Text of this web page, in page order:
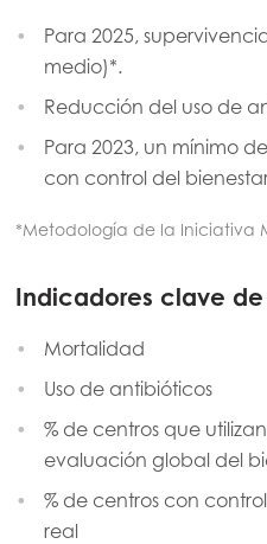
Para 2025,
medio)*.
Reducción del uso de
Para 2023, un mínimo
con control del
*Metodología de la Iniciativa
Indicadores clave
Mortalidad
Uso de antibióticos
% de centros que
evaluación global del
% de centros con
real